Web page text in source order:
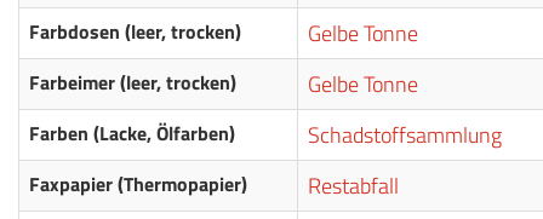
Farbdosen (leer, trocken) Gelbe Tonne
Farbeimer (leer, trocken) Gelbe Tonne
Farben (Lacke, Ölfarben) Schadstoffsammlung
Faxpapier (Thermopapier) Restabfall